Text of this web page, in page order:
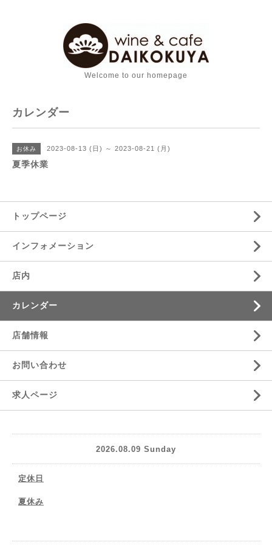
Welcome to our homepage
カレンダー
お休み 2023-08-13 (日) ～ 2023-08-21 (月)
夏季休業
トップページ
インフォメーション
店内
カレンダー
店舗情報
お問い合わせ
求人ページ
2026.08.09 Sunday
定休日
夏休み